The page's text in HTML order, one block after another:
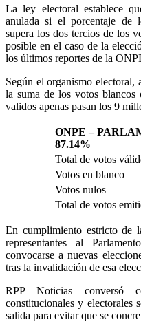
La ley electoral establece
anulada si el porcentaje de
supera los dos tercios de los
posible en el caso de la
los últimos reportes de la
Según el organismo electoral,
la suma de los votos
validos apenas pasan los 9
ONPE –
87.14%
Total de votos
Votos en blanco
Votos nulos
Total de votos
En cumplimiento estricto de
representantes al
convocarse a nuevas
tras la invalidación de esa
RPP Noticias conversó
constitucionales y electorales
salida para evitar que se